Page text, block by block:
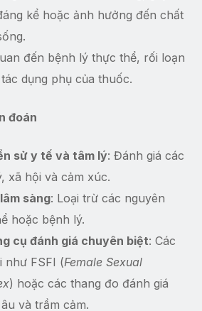
kể hoặc ảnh hưởng đến chất
đến bệnh lý thực thể, rối loạn
dụng phụ của thuốc.
đoán
sử y tế và tâm lý: Đánh giá các
xã hội và cảm xúc.
sàng: Loại trừ các nguyên
hoặc bệnh lý.
cụ đánh giá chuyên biệt: Các
như FSFI (Female Sexual
) hoặc các thang đo đánh giá
và trầm cảm.